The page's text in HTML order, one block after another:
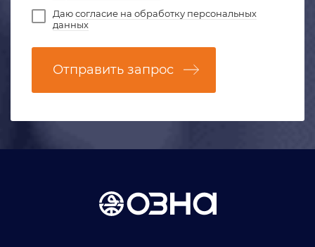
Даюсогласие на обработку персональных
данных
Отправить запрос